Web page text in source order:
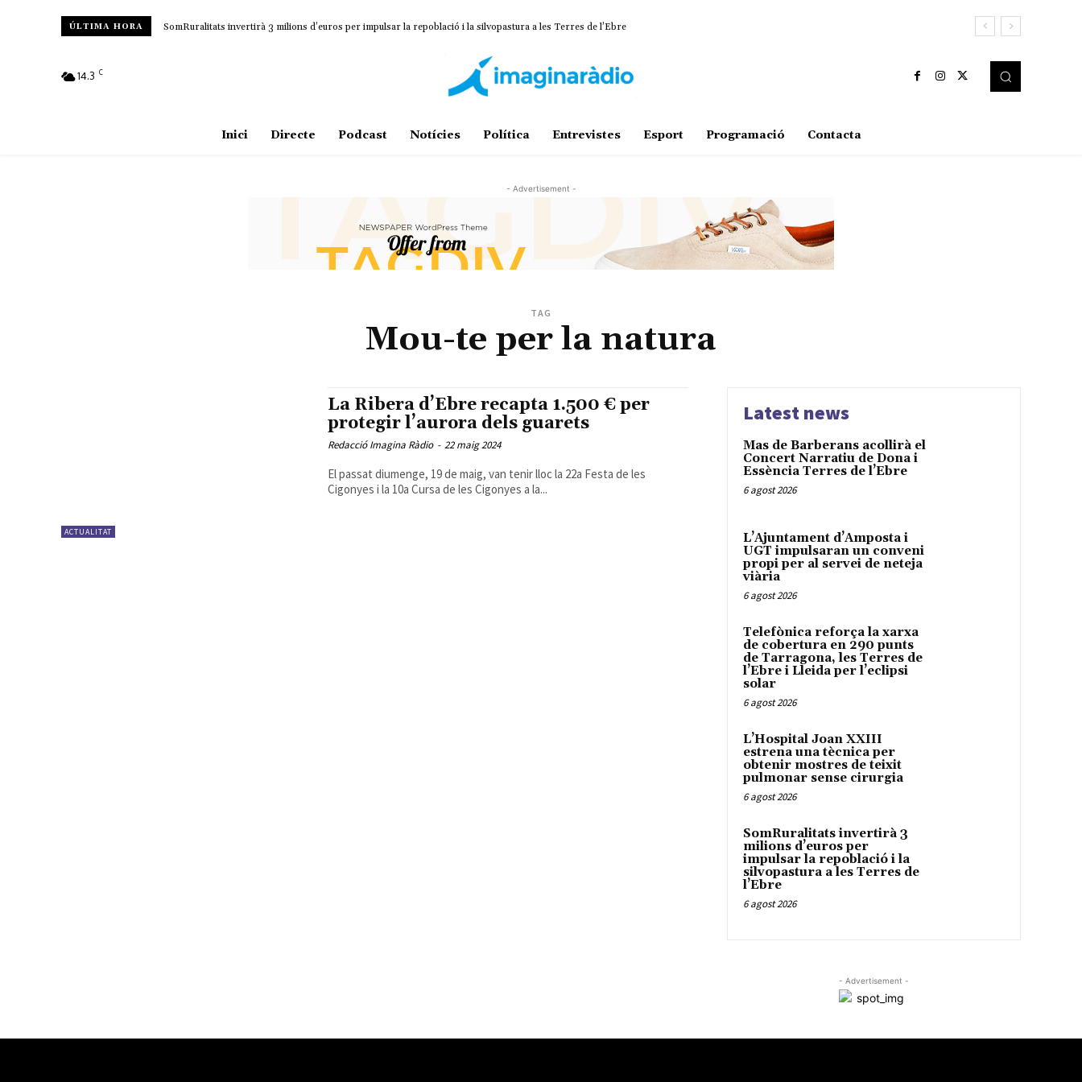
ÚLTIMA HORA SomRuralitats invertirà 3 milions d’euros per impulsar la repoblació i la silvopastura a les Terres de l’Ebre
14.3 C
Inici Directe Podcast Notícies Política Entrevistes Esport Programació Contacta
- Advertisement -
TAG
Mou-te per la natura
ACTUALITAT
La Ribera d’Ebre recapta 1.500 € per
protegir l’aurora dels guarets
Redacció Imagina Ràdio - 22 maig 2024
El passat diumenge, 19 de maig, van tenir lloc la 22a Festa de les
Cigonyes i la 10a Cursa de les Cigonyes a la...
Latest news
Mas de Barberans acollirà el
Concert Narratiu de Dona i
Essència Terres de l’Ebre
6 agost 2026
L’Ajuntament d’Amposta i
UGT impulsaran un conveni
propi per al servei de neteja
viària
6 agost 2026
Telefònica reforça la xarxa
de cobertura en 290 punts
de Tarragona, les Terres de
l’Ebre i Lleida per l’eclipsi
solar
6 agost 2026
L’Hospital Joan XXIII
estrena una tècnica per
obtenir mostres de teixit
pulmonar sense cirurgia
6 agost 2026
SomRuralitats invertirà 3
milions d’euros per
impulsar la repoblació i la
silvopastura a les Terres de
l’Ebre
6 agost 2026
- Advertisement -